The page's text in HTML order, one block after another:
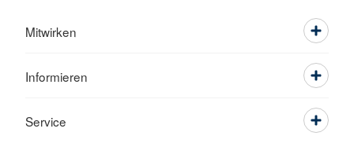
Mitwirken
Informieren
Service